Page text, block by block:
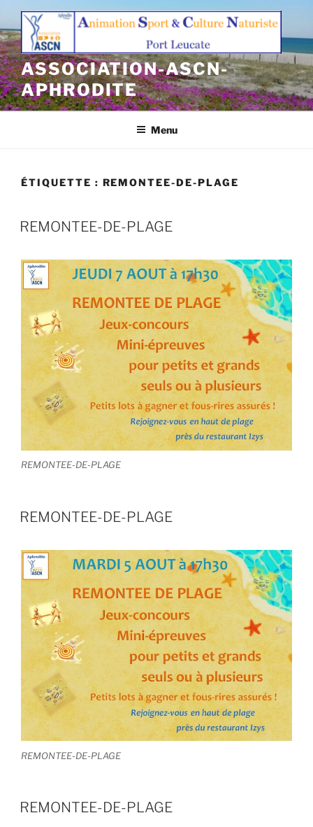
Aller
contenu
principal
ASSOCIATION-ASCN-
APHRODITE
Menu
ÉTIQUETTE : REMONTEE-DE-PLAGE
REMONTEE-DE-PLAGE
REMONTEE-DE-PLAGE
REMONTEE-DE-PLAGE
REMONTEE-DE-PLAGE
REMONTEE-DE-PLAGE